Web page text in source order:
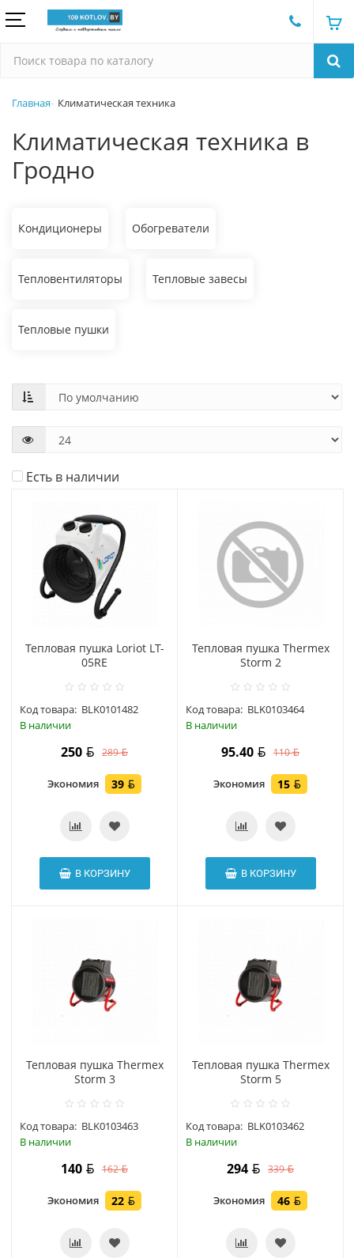
Главная Климатическая техника
Климатическая техника в
Гродно
Кондиционеры Обогреватели
Тепловентиляторы Тепловые завесы
Тепловые пушки
Есть в наличии
Тепловая пушка Loriot LT-
05RE
Код товара: BLK0101482
В наличии
250 289
Экономия 39
В КОРЗИНУ
Тепловая пушка Thermex
Storm 2
Код товара: BLK0103464
В наличии
95.40 110
Экономия 15
В КОРЗИНУ
Тепловая пушка Thermex
Storm 3
Код товара: BLK0103463
В наличии
140 162
Экономия 22
Тепловая пушка Thermex
Storm 5
Код товара: BLK0103462
В наличии
294 339
Экономия 46